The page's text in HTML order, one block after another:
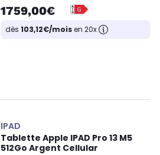
1759,00€
dès 103,12€/moisen 20x
IPAD
Tablette Apple IPAD Pro 13 M5
512Go Argent Cellular